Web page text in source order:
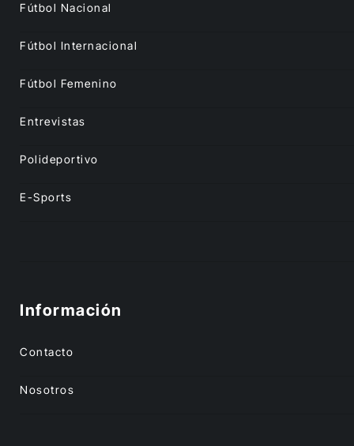
Fútbol Nacional
Fútbol Internacional
Fútbol Femenino
Entrevistas
Polideportivo
E-Sports
Información
Contacto
Nosotros